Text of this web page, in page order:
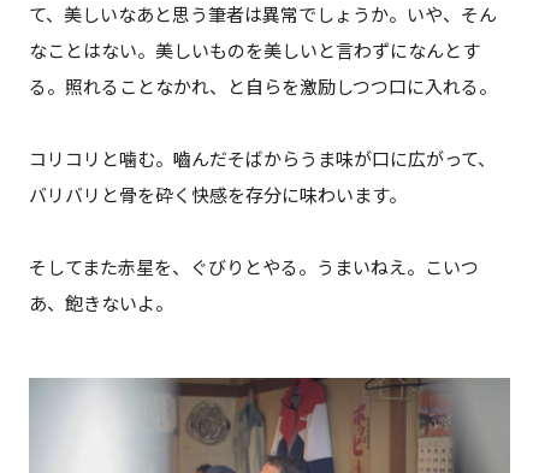
て、美しいなあと思う筆者は異常でしょうか。いや、そん
なことはない。美しいものを美しいと言わずになんとす
る。照れることなかれ、と自らを激励しつつ口に入れる。
コリコリと噛む。嚙んだそばからうま味が口に広がって、
バリバリと骨を砕く快感を存分に味わいます。
そしてまた赤星を、ぐびりとやる。うまいねえ。こいつ
あ、飽きないよ。